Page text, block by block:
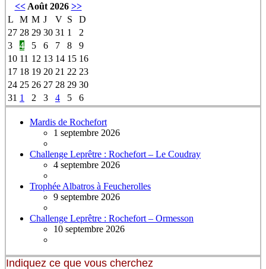
<<Août 2026 >>
L
M M J V S
D
27 28 29 30 31 1
2
3
4 5 6 7 8
9
10 11 12 13 14 15 16
17 18 19 20 21 22 23
24 25 26 27 28 29 30
31 1 2 3 4 5 6
Mardis de Rochefort
1 septembre 2026
Challenge Leprêtre : Rochefort – Le Coudray
4 septembre 2026
Trophée Albatros à Feucherolles
9 septembre 2026
Challenge Leprêtre : Rochefort – Ormesson
10 septembre 2026
Indiquez ce que vous cherchez